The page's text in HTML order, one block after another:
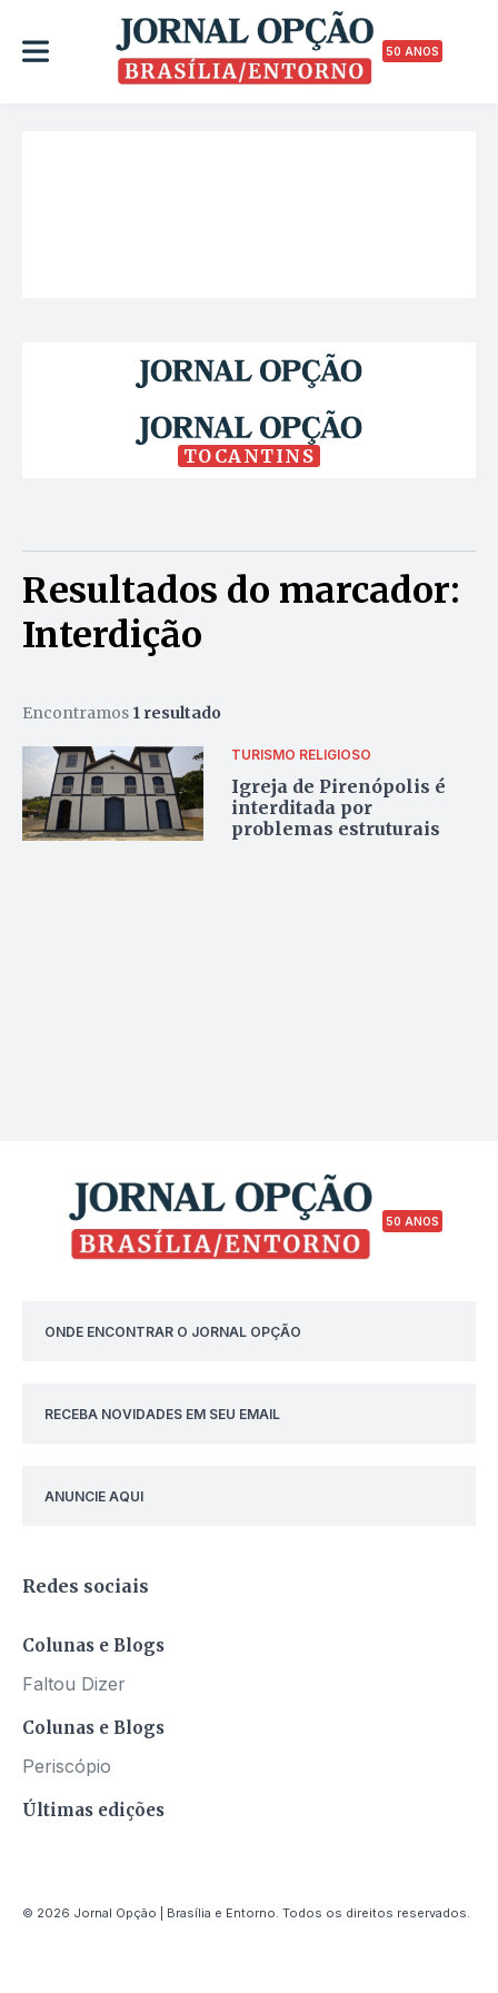
50 ANOS
TOCANTINS
Resultados do marcador:
Interdição
Encontramos 1 resultado
TURISMO RELIGIOSO
Igreja de Pirenópolis é
interditada por
problemas estruturais
50 ANOS
ONDE ENCONTRAR O JORNAL OPÇÃO
RECEBA NOVIDADES EM SEU EMAIL
ANUNCIE AQUI
Redes sociais
Colunas e Blogs
Faltou Dizer
Colunas e Blogs
Periscópio
Últimas edições
© 2026 Jornal Opção | Brasília e Entorno. Todos os direitos reservados.